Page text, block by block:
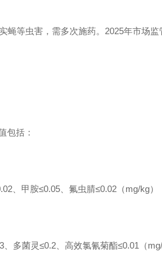
等虫害，需多次施药。2025年市场
包括：
、甲胺≤0.05、氟虫腈≤0.02（mg/kg）
多菌灵≤0.2、高效氯氰菊酯≤0.01（mg/